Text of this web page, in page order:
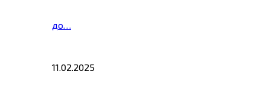
до…
11.02.2025